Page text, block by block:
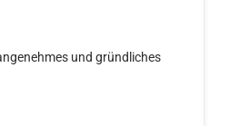
und gründliches